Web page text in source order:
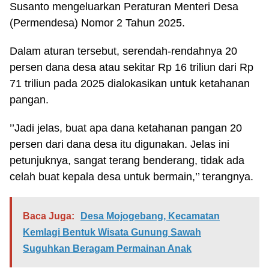
Susanto mengeluarkan Peraturan Menteri Desa
(Permendesa) Nomor 2 Tahun 2025.
Dalam aturan tersebut, serendah-rendahnya 20
persen dana desa atau sekitar Rp 16 triliun dari Rp
71 triliun pada 2025 dialokasikan untuk ketahanan
pangan.
’’Jadi jelas, buat apa dana ketahanan pangan 20
persen dari dana desa itu digunakan. Jelas ini
petunjuknya, sangat terang benderang, tidak ada
celah buat kepala desa untuk bermain,’’ terangnya.
Baca Juga:
Desa Mojogebang, Kecamatan
Kemlagi Bentuk Wisata Gunung Sawah
Suguhkan Beragam Permainan Anak